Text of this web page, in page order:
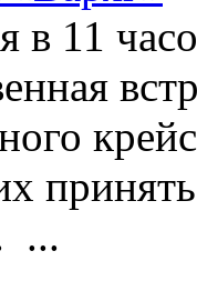
в 11
принять
...